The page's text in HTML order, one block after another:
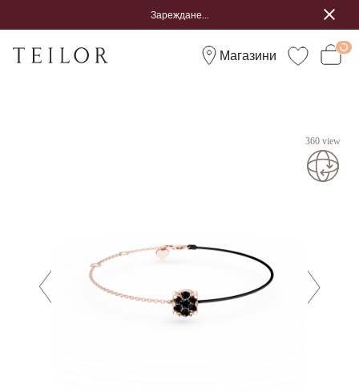
Зареждане...
Магазини
360 view